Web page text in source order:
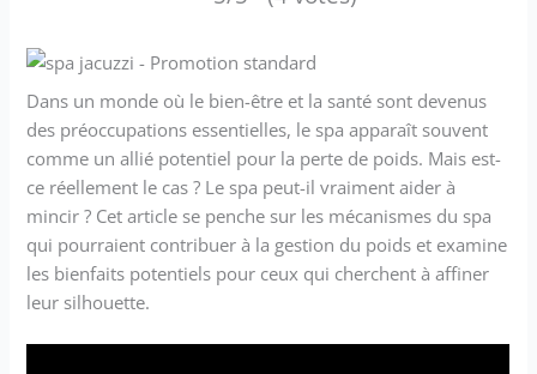
Dans un monde où le bien-être et la santé sont devenus
des préoccupations essentielles, le spa apparaît souvent
comme un allié potentiel pour la perte de poids. Mais est-
ce réellement le cas ? Le spa peut-il vraiment aider à
mincir ? Cet article se penche sur les mécanismes du spa
qui pourraient contribuer à la gestion du poids et examine
les bienfaits potentiels pour ceux qui cherchent à affiner
leur silhouette.